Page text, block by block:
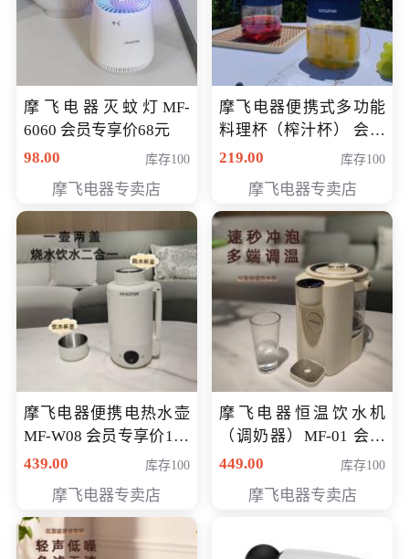
摩飞电器灭蚊灯MF-
6060 会员专享价68元
98.00
库存100
摩飞电器专卖店
摩飞电器便携式多功能
料理杯（榨汁杯） 会员
专享价118元
219.00 库存100
摩飞电器专卖店
摩飞电器便携电热水壶
MF-W08 会员专享价198
元
439.00 库存100
摩飞电器专卖店
摩飞电器恒温饮水机
（调奶器）MF-01 会员
专享价366元
449.00 库存100
摩飞电器专卖店